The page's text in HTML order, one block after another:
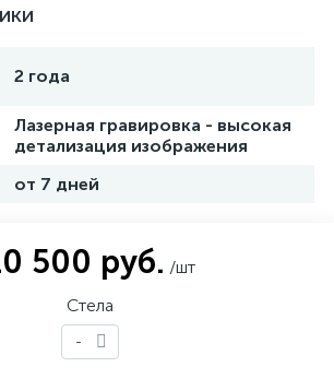
2 года
Лазерная гравировка - высокая
детализация изображения
от 7 дней
500 руб. /шт
Стела
-